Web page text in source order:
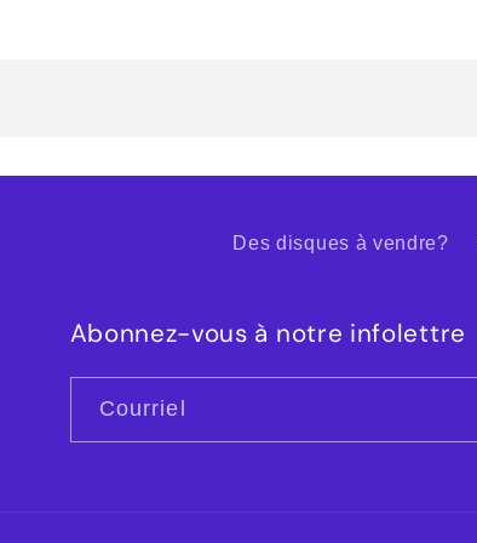
Des disques à vendre?
Abonnez-vous à notre infolettre
Courriel